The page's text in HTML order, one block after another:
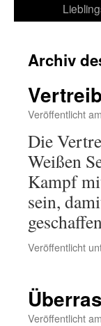
Archiv
Veröffentlicht am
Die
Weißen
Kampf
sein,
Veröffentlicht
Veröffentlicht am